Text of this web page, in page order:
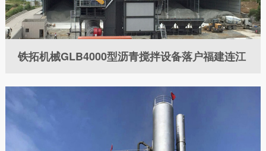
铁拓机械GLB4000型沥青搅拌设备落户福建连江
